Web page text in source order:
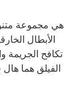
الأبطال
تكافح الجريمة
الفيلق هما